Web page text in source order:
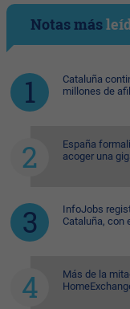
Notas más
Cataluña
millones de
España
acoger una
InfoJobs
Cataluña, con
Más de la